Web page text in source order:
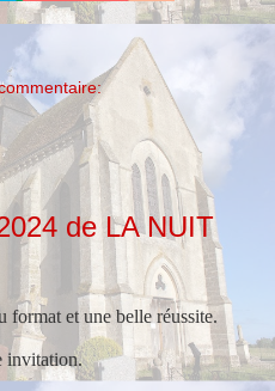
de LA NUIT
et une belle réussite.
invitation.